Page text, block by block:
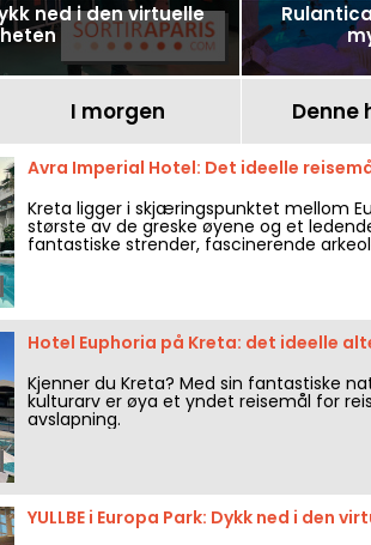
ned i den virtuelle
I morgen Denne
Avra Imperial Hotel: Det ideelle
Kreta ligger i skjæringspunktet mellom
største av de greske øyene og et
fantastiske strender, fascinerende
Hotel Euphoria på Kreta: det ideelle
Kjenner du Kreta? Med sin fantastiske
kulturarv er øya et yndet reisemål for
avslapning.
YULLBE i Europa Park: Dykk ned i den